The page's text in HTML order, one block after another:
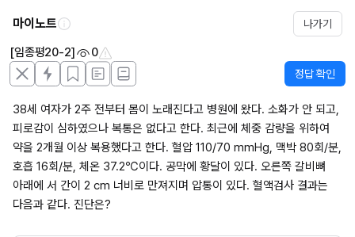
마이노트 나가기
[임종평20-2] 0
정답 확인
38세 여자가 2주 전부터 몸이 노래진다고 병원에 왔다. 소화가 안 되고,
피로감이 심하였으나 복통은 없다고 한다. 최근에 체중 감량을 위하여
약을 2개월 이상 복용했다고 한다. 혈압 110/70 mmHg, 맥박 80회/분,
호흡 16회/분, 체온 37.2℃이다. 공막에 황달이 있다. 오른쪽 갈비뼈
아래에 서 간이 2 cm 너비로 만져지며 압통이 있다. 혈액검사 결과는
다음과 같다. 진단은?